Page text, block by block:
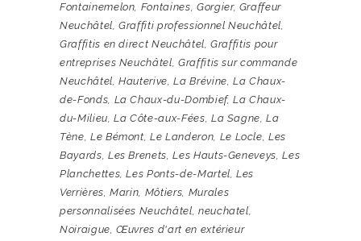
Fontainemelon, Fontaines, Gorgier, Graffeur
Neuchâtel,Graffiti professionnel Neuchâtel,
Graffitis en direct Neuchâtel,Graffitis pour
entreprises Neuchâtel, Graffitis sur commande
Neuchâtel,Hauterive,La Brévine,La Chaux-
de-Fonds, La Chaux-du-Dombief,La Chaux-
du-Milieu,La Côte-aux-Fées, La Sagne,La
Tène, Le Bémont,Le Landeron, Le Locle,Les
Bayards, Les Brenets,Les Hauts-Geneveys,Les
Planchettes,Les Ponts-de-Martel,Les
Verrières,Marin, Môtiers, Murales
personnalisées Neuchâtel, neuchatel,
Noiraigue,Œuvres d'art en extérieur